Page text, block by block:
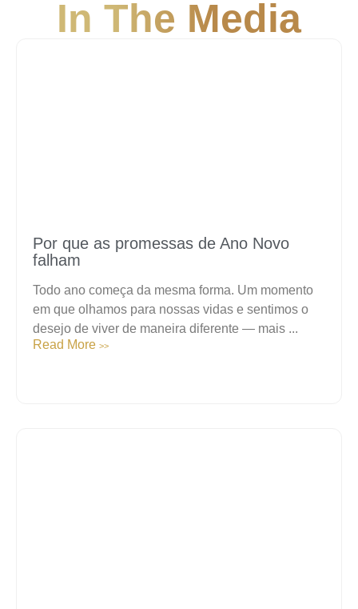
In The Media
Por que as promessas de Ano Novo
falham
Todo ano começa da mesma forma. Um momento
em que olhamos para nossas vidas e sentimos o
desejo de viver de maneira diferente — mais ...
Read More >>